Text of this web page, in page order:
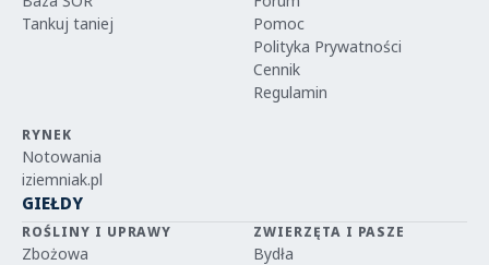
Tankuj taniej
Pomoc
Polityka Prywatności
Cennik
Regulamin
RYNEK
Notowania
iziemniak.pl
GIEŁDY
ROŚLINY I UPRAWY
Zbożowa
ZWIERZĘTA I PASZE
Bydła